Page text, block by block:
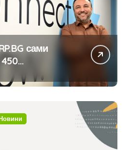
сами
системата
в нея